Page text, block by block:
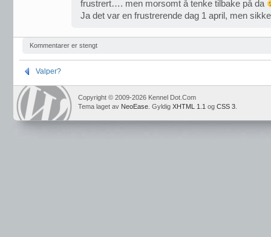
frustrert…. men morsomt å tenke tilbake på da
Ja det var en frustrerende dag 1 april, men
Kommentarer er stengt
Valper?
Copyright © 2009-2026 Kennel Dot.Com
Tema laget av NeoEase . Gyldig XHTML 1.1 og CSS 3